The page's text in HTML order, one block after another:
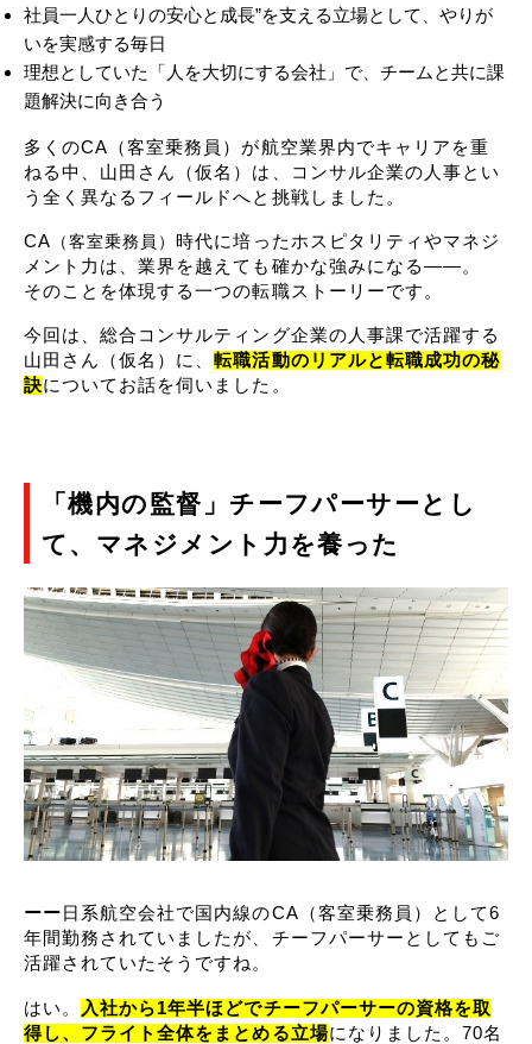
社員一人ひとりの安心と成長”を支える立場として、やりが
いを実感する毎日
理想としていた「人を大切にする会社」で、チームと共に課
題解決に向き合う
多くのCA（客室乗務員）が航空業界内でキャリアを重
ねる中、山田さん（仮名）は、コンサル企業の人事とい
う全く異なるフィールドへと挑戦しました。
CA （客室乗務員）
時代に培ったホスピタリティやマネジ
メント力は、業界を越えても確かな強みになる――。
そのことを体現する一つの転職ストーリーです。
今回は、総合コンサルティング企業の人事課で活躍する
山田さん（仮名）に、転職活動のリアルと転職成功の秘
訣についてお話を伺いました。
「機内の監督」チーフパーサーとし
て、マネジメント力を養った
ーー日系航空会社で国内線のCA（客室乗務員）として6
年間勤務されていましたが、チーフパーサーとしてもご
活躍されていたそうですね。
はい。
入社から1年半ほどでチーフパーサーの資格を取
得し、フライト全体をまとめる立場になりました。70名